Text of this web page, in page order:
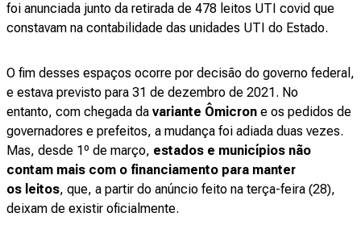
foi anunciada junto da retirada de 478 leitos UTI covid que
constavam na contabilidade das unidades UTI do Estado.
O fim desses espaços ocorre por decisão do governo federal,
e estava previsto para 31 de dezembro de 2021. No
entanto, com chegada da variante Ômicron e os pedidos de
governadores e prefeitos, a mudança foi adiada duas vezes.
Mas, desde 1º de março, estados e municípios não
contam mais com o financiamento para manter
os leitos, que, a partir do anúncio feito na terça-feira (28),
deixam de existir oficialmente.